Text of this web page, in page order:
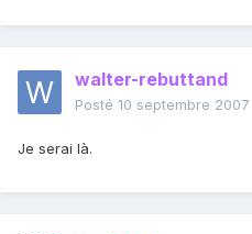
walter-rebuttand
Posté 10 septembre 2007
Je serai là.